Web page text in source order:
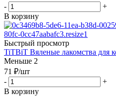
-
+
В корзину
Быстрый просмотр
TiTBiT Вяленые лакомства для
Меньше 2
71 ₽/шт
-
+
В корзину